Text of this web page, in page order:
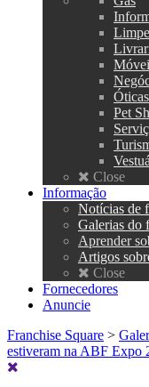
Pet
Close
Informação
Notícias de
Galerias do
Aprender
Artigos
Close
Fornecedores
Anuncie
Franchise Square >
estiveram na ABF Expo